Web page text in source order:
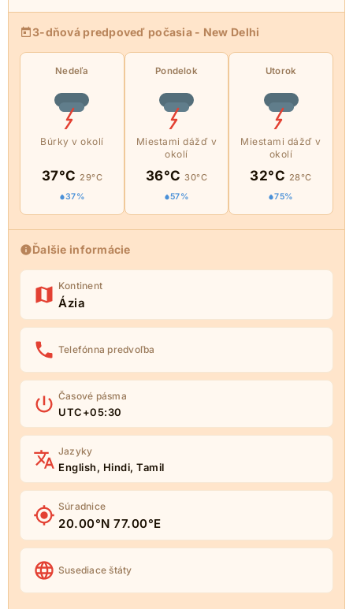
3-dňová predpoveď počasia - New Delhi
Nedeľa
Búrky v okolí
37°C29°C
37%
Pondelok
Miestami dážď v
okolí
36°C30°C
57%
Utorok
Miestami dážď v
okolí
32°C 28°C
75%
Ďalšie informácie
Kontinent
Ázia
Telefónna predvoľba
Časové pásma
UTC+05:30
Jazyky
English, Hindi, Tamil
Súradnice
20.00°N 77.00°E
Susediace štáty